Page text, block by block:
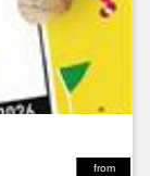
from